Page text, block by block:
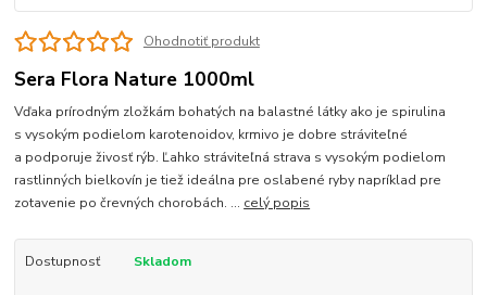
Ohodnotiť produkt
Sera Flora Nature 1000ml
Vďaka prírodným zložkám bohatých na balastné látky ako je spirulina
s vysokým podielom karotenoidov, krmivo je dobre stráviteľné
a podporuje živosť rýb. Ľahko stráviteľná strava s vysokým podielom
rastlinných bielkovín je tiež ideálna pre oslabené ryby napríklad pre
zotavenie po črevných chorobách. ... celý popis
Dostupnosť Skladom